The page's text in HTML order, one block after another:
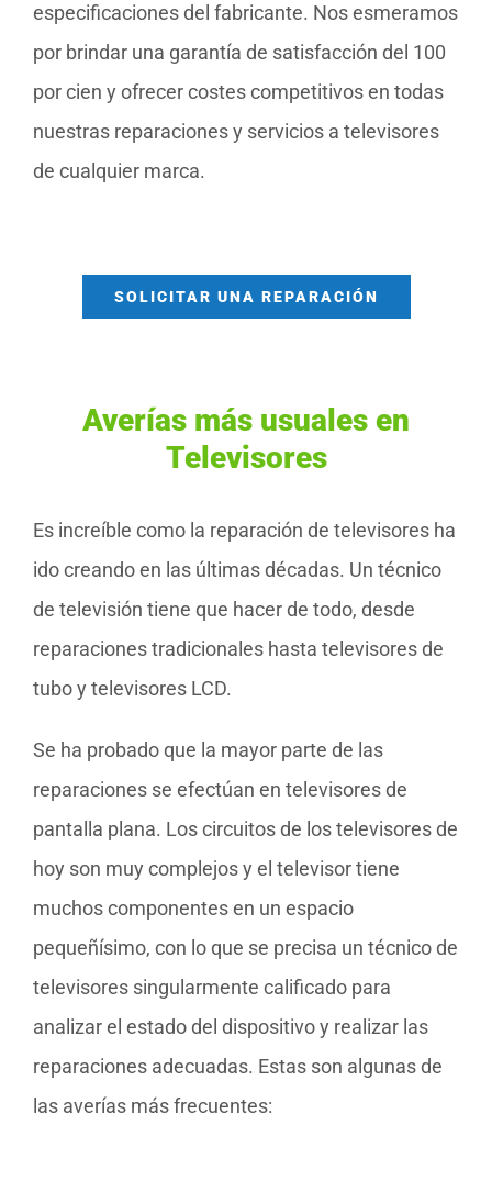
especificaciones del fabricante. Nos esmeramos
por brindar una garantía de satisfacción del 100
por cien y ofrecer costes competitivos en todas
nuestras reparaciones y servicios a televisores
de cualquier marca.
SOLICITAR UNA REPARACIÓN
Averías más usuales en
Televisores
Es increíble como la reparación de televisores ha
ido creando en las últimas décadas. Un técnico
de televisión tiene que hacer de todo, desde
reparaciones tradicionales hasta televisores de
tubo y televisores LCD.
Se ha probado que la mayor parte de las
reparaciones se efectúan en televisores de
pantalla plana. Los circuitos de los televisores de
hoy son muy complejos y el televisor tiene
muchos componentes en un espacio
pequeñísimo, con lo que se precisa un técnico de
televisores singularmente calificado para
analizar el estado del dispositivo y realizar las
reparaciones adecuadas. Estas son algunas de
las averías más frecuentes: